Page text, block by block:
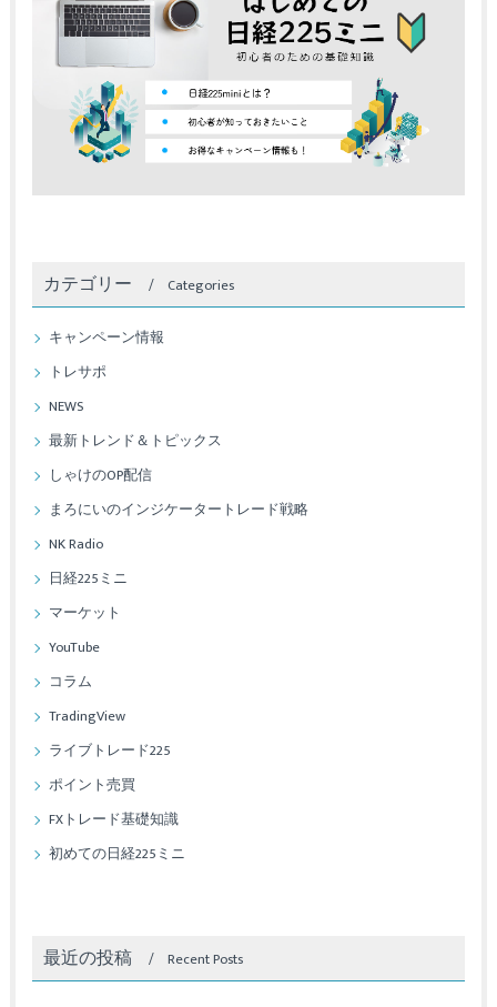
カテゴリー Categories
キャンペーン情報
トレサポ
NEWS
最新トレンド＆トピックス
しゃけのOP配信
まろにいのインジケータートレード戦略
NK Radio
日経225ミニ
マーケット
YouTube
コラム
TradingView
ライブトレード225
ポイント売買
FXトレード基礎知識
初めての日経225ミニ
最近の投稿 Recent Posts